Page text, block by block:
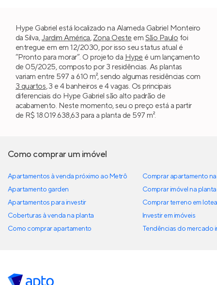
Hype Gabriel está localizado na Alameda Gabriel Monteiro
da Silva,Jardim América, Zona Oeste em São Paulo foi
entregue em em 12/2030, por isso seu status atual é
“Pronto para morar”. O projeto da Hype é um lançamento
de 05/2025, composto por 3 residências. As plantas
variam entre 597 a 610 m², sendo algumas residências com
3 quartos, 3 e 4 banheiros e 4 vagas. Os principais
diferenciais do Hype Gabriel são alto padrão de
acabamento. Neste momento, seu o preço está a partir
de R$ 18.019.638,63 para a planta de 597 m².
Como comprar um imóvel
Apartamentos à venda próximo ao Metrô
Apartamento garden
Apartamentos para investir
Coberturas à venda na planta
Como comprar apartamento
Comprar apartamento
Comprar imóvel na planta
Comprar terreno em
Investir em imóveis
Tendências do mercado